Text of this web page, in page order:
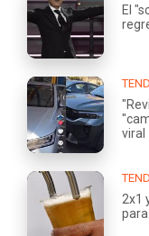
El
viral
2x1